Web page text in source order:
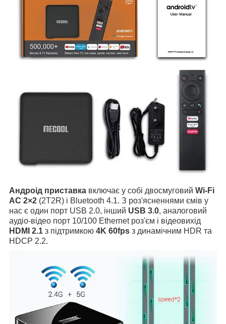
Андроід приставка включає у собі двосмуговий Wi-Fi
AC 2×2 (2T2R) і Bluetooth 4.1. З роз'ясненнями ємів у
нас є один порт USB 2.0, інший USB 3.0, аналоговий
аудіо-відео порт 10/100 Ethernet роз'єм і відеовихід
HDMI 2.1 з підтримкою 4K 60fps з динамічним HDR та
HDCP 2.2.